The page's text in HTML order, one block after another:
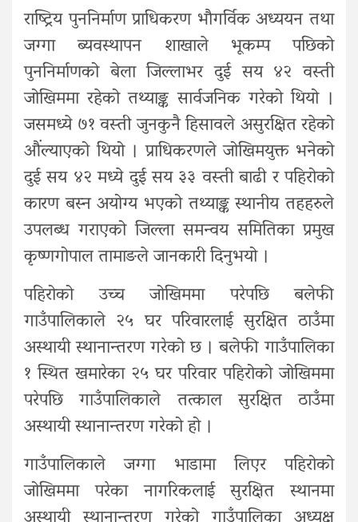
राष्ट्रिय पुननिर्माण प्राधिकरण भौगर्विक अध्ययन तथा
जग्गा ब्यवस्थापन शाखाले भूकम्प पछिको
पुननिर्माणको बेला जिल्लाभर दुई सय ४२ वस्ती
जोखिममा रहेको तथ्याङ्क सार्वजनिक गरेको थियो ।
जसमध्ये ७१ वस्ती जुनकुनै हिसावले असुरक्षित रहेको
औंल्याएको थियो । प्राधिकरणले जोखिमयुक्त भनेको
दुई सय ४२ मध्ये दुई सय ३३ वस्ती बाढी र पहिरोको
कारण बस्न अयोग्य भएको तथ्याङ्क स्थानीय तहहरुले
उपलब्ध गराएको जिल्ला समन्वय समितिका प्रमुख
कृष्णगोपाल तामाङले जानकारी दिनुभयो ।
पहिरोको उच्च जोखिममा परेपछि बलेफी
गाउँपालिकाले २५ घर परिवारलाई सुरक्षित ठाउँमा
अस्थायी स्थानान्तरण गरेको छ । बलेफी गाउँपालिका
१ स्थित खमारेका २५ घर परिवार पहिरोको जोखिममा
परेपछि गाउँपालिकाले तत्काल सुरक्षित ठाउँमा
अस्थायी स्थानान्तरण गरेको हो ।
गाउँपालिकाले जग्गा भाडामा लिएर पहिरोको
जोखिममा परेका नागरिकलाई सुरक्षित स्थानमा